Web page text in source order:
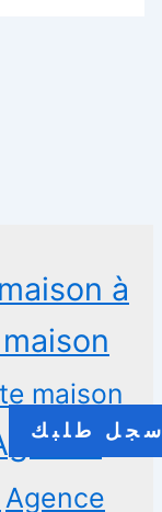
طلبك
à
maison
Agence